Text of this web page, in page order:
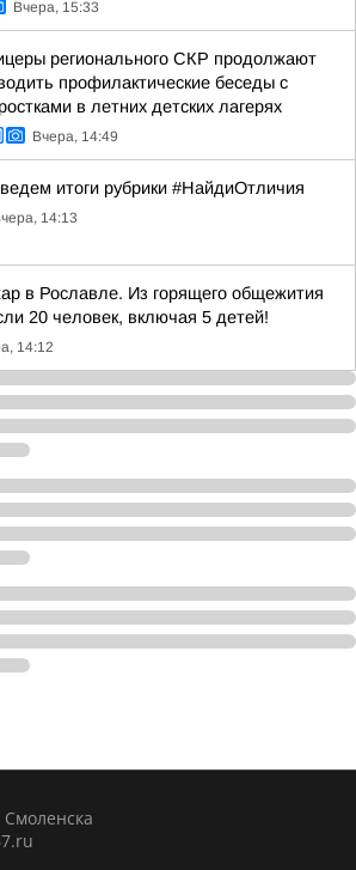
Вчера, 15:33
регионального СКР продолжают
профилактические беседы с
в летних детских лагерях
Вчера, 14:49
итоги рубрики #НайдиОтличия
14:13
в Рославле. Из горящего общежития
20 человек, включая 5 детей!
14:12